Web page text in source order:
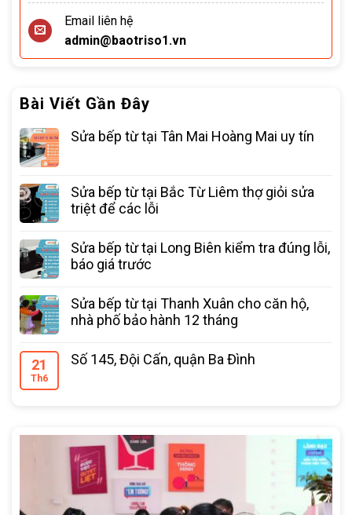
Email liên hệ
admin@baotriso1.vn
Bài Viết Gần Đây
Sửa bếp từ tại Tân Mai Hoàng Mai uy tín
Sửa bếp từ tại Bắc Từ Liêm thợ giỏi sửa
triệt để các lỗi
Sửa bếp từ tại Long Biên kiểm tra đúng lỗi,
báo giá trước
Sửa bếp từ tại Thanh Xuân cho căn hộ,
nhà phố bảo hành 12 tháng
21
Th6
Số 145, Đội Cấn, quận Ba Đình